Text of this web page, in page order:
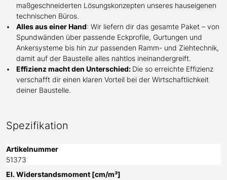
maßgeschneiderten Lösungskonzepten unseres hauseigenen
technischen Büros.
Alles aus einer Hand: Wir liefern dir das gesamte Paket – von
Spundwänden über passende Eckprofile, Gurtungen und
Ankersysteme bis hin zur passenden Ramm- und Ziehtechnik,
damit auf der Baustelle alles nahtlos ineinandergreift.
Effizienz macht den Unterschied: Die so erreichte Effizienz
verschafft dir einen klaren Vorteil bei der Wirtschaftlichkeit
deiner Baustelle.
Spezifikation
Artikelnummer
51373
El. Widerstandsmoment [cm/m³]